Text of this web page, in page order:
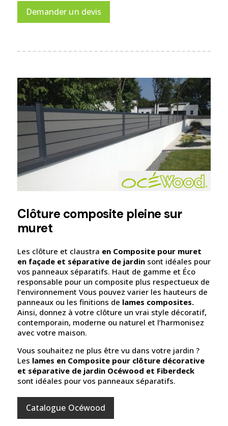
Demander un devis
Clôture composite pleine sur
muret
Les clôture et claustra en Composite pour muret
en façade et séparative de jardin sont idéales pour
vos panneaux séparatifs. Haut de gamme et Éco
responsable pour un composite plus respectueux de
l’environnement Vous pouvez varier les hauteurs de
panneaux ou les finitions de lames composites.
Ainsi, donnez à votre clôture un vrai style décoratif,
contemporain, moderne ou naturel et l’harmonisez
avec votre maison.
Vous souhaitez ne plus être vu dans votre jardin ?
Les lames en Composite pour clôture décorative
et séparative de jardin Océwood et Fiberdeck
sont idéales pour vos panneaux séparatifs.
Catalogue Océwood